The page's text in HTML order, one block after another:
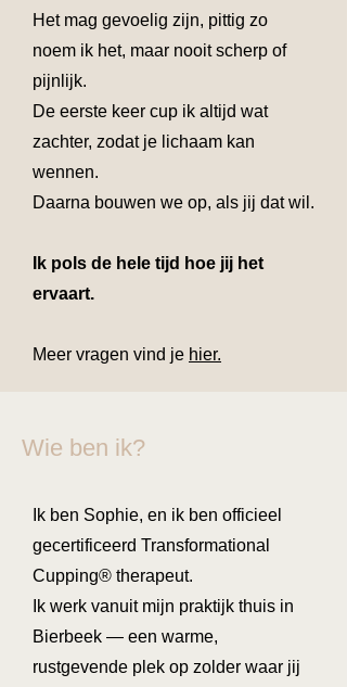
Het mag gevoelig zijn, pittig zo
noem ik het, maar nooit scherp of
pijnlijk.
De eerste keer cup ik altijd wat
zachter, zodat je lichaam kan
wennen.
Daarna bouwen we op, als jij dat wil.
Ik pols de hele tijd hoe jij het
ervaart.
Meer vragen vind je hier.
Wie ben ik?
Ik ben Sophie, en ik ben officieel
gecertificeerd Transformational
Cupping® therapeut.
Ik werk vanuit mijn praktijk thuis in
Bierbeek — een warme,
rustgevende plek op zolder waar jij